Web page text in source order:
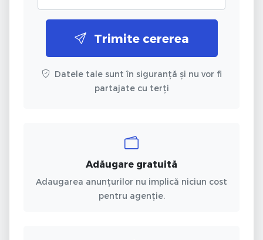
Trimite cererea
Datele tale sunt în siguranță și nu vor fi
partajate cu terți
Adăugare gratuită
Adaugarea anunțurilor nu implică niciun cost
pentru agenție.